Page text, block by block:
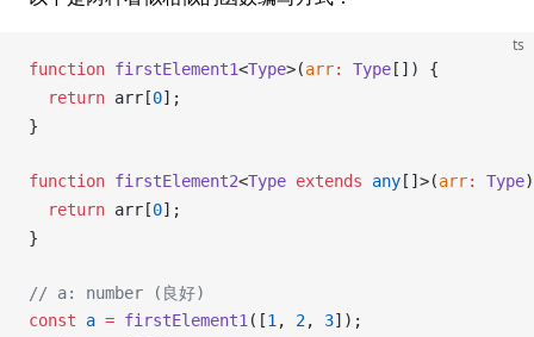
ts
function firstElement1<Type>(arr: Type []) {
  return
arr [0];
}
function firstElement2<Type extends any []>(arr: Type
  return
arr [0];
}
// a: number (良好)
const
a = firstElement1 ([1 , 2, 3]);